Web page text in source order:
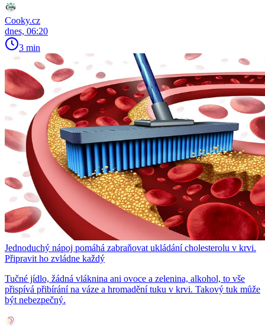
Cooky.cz
dnes, 06:20
3 min
Jednoduchý nápoj pomáhá zabraňovat ukládání cholesterolu v krvi.
Připravit ho zvládne každý
Tučné jídlo, žádná vláknina ani ovoce a zelenina, alkohol, to vše
přispívá přibírání na váze a hromadění tuku v krvi. Takový tuk může
být nebezpečný.